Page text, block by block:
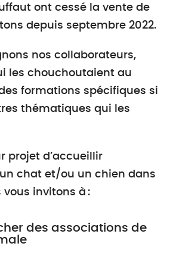
ont cessé la vente de
depuis septembre 2022.
nos collaborateurs,
les chouchoutaient au
formations spécifiques si
thématiques qui les
projet d’accueillir
chat et/ou un chien dans
vous invitons à :
des associations de